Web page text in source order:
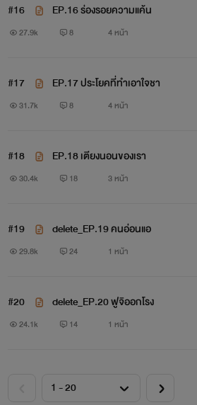
ฉันรักพี่ตะวัน... แต่ถ้าจะพูดให้ถูกก็คงรัก
ฉันจะต้องมีทุกๆอย่างเหนืออีมัส
#16 EP.16 ร่องรอยความแค้น
27.9k 8 4 หน้า
#17 EP.17 ประโยคที่ทำเอาใจชา
31.7k 8 4 หน้า
#18 EP.18 เตียงนอนของเรา
30.4k 18 3 หน้า
#19 delete_EP.19 คนอ่อนแอ
29.8k 24 1 หน้า
#20 delete_EP.20 ฟูจิออกโรง
24.1k 14 1 หน้า